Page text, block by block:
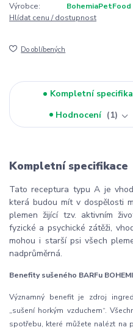
Výrobce:
BohemiaPetFood
Hlídat cenu / dostupnost
Do oblíbených
Kompletní
Hodnocení
1
Kompletní specifikace
Tato receptura typu A je
která budou mít v dospělosti
plemen žijící tzv. aktivním
fyzické a psychické zátěži,
mohou i starší psi všech
nadprůměrná.
Benefity sušeného BARFu
Významný benefit je zdroj
„sušení horkým vzduchem“.
spotřebu, které můžete nalézt na